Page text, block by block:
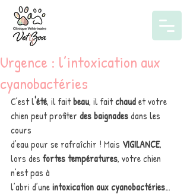
Urgence : l’intoxication aux
cyanobactéries
C’est l'été, il fait beau, il fait chaud et votre
chien peut profiter des baignades dans les
cours
d’eau pour se rafraîchir ! Mais VIGILANCE,
lors des fortes températures, votre chien
n’est pas à
l’abri d’une intoxication aux cyanobactéries…